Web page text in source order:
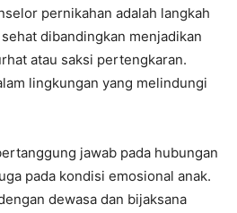
pernikahan adalah langkah
dibandingkan menjadikan
atau saksi pertengkaran.
lingkungan yang melindungi
jawab pada hubungan
pada kondisi emosional anak.
dewasa dan bijaksana